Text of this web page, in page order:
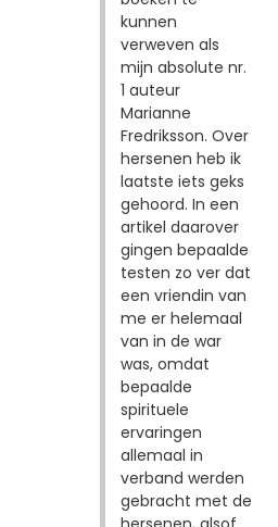
kunnen
verweven als
mijn absolute nr.
1 auteur
Marianne
Fredriksson. Over
hersenen heb ik
laatste iets geks
gehoord. In een
artikel daarover
gingen bepaalde
testen zo ver dat
een vriendin van
me er helemaal
van in de war
was, omdat
bepaalde
spirituele
ervaringen
allemaal in
verband werden
gebracht met de